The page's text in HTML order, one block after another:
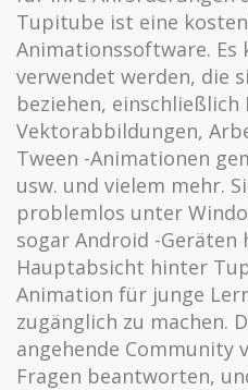
Tupitube ist eine
Animationssoftware. Es
verwendet werden, die
beziehen, einschließlich
Vektorabbildungen,
Tween -Animationen
usw. und vielem mehr.
problemlos unter
sogar Android -Geräten
Hauptabsicht hinter
Animation für junge
zugänglich zu machen.
angehende Community
Fragen beantworten,